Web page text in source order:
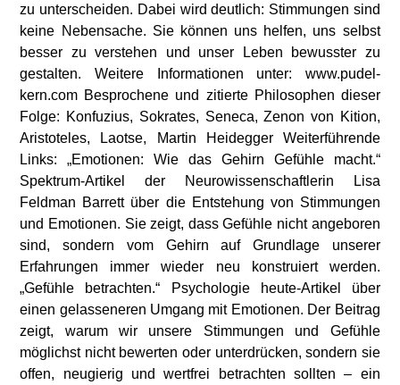
zu unterscheiden. Dabei wird deutlich: Stimmungen sind
keine Nebensache. Sie können uns helfen, uns selbst
besser zu verstehen und unser Leben bewusster zu
gestalten. Weitere Informationen unter: www.pudel-
kern.com Besprochene und zitierte Philosophen dieser
Folge: Konfuzius, Sokrates, Seneca, Zenon von Kition,
Aristoteles, Laotse, Martin Heidegger Weiterführende
Links: „Emotionen: Wie das Gehirn Gefühle macht.“
Spektrum-Artikel der Neurowissenschaftlerin Lisa
Feldman Barrett über die Entstehung von Stimmungen
und Emotionen. Sie zeigt, dass Gefühle nicht angeboren
sind, sondern vom Gehirn auf Grundlage unserer
Erfahrungen immer wieder neu konstruiert werden.
„Gefühle betrachten.“ Psychologie heute-Artikel über
einen gelasseneren Umgang mit Emotionen. Der Beitrag
zeigt, warum wir unsere Stimmungen und Gefühle
möglichst nicht bewerten oder unterdrücken, sondern sie
offen, neugierig und wertfrei betrachten sollten – ein